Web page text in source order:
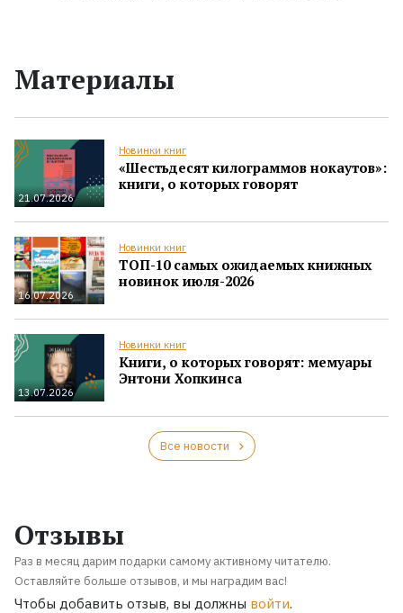
Материалы
21.07.2026
Новинки книг
«Шестьдесят килограммов нокаутов»:
книги, о которых говорят
16.07.2026
Новинки книг
ТОП-10 самых ожидаемых книжных
новинок июля-2026
13.07.2026
Новинки книг
Книги, о которых говорят: мемуары
Энтони Хопкинса
Все новости
Отзывы
Раз в месяц дарим подарки самому активному читателю.
Оставляйте больше отзывов, и мы наградим вас!
Чтобы добавить отзыв, вы должны войти.